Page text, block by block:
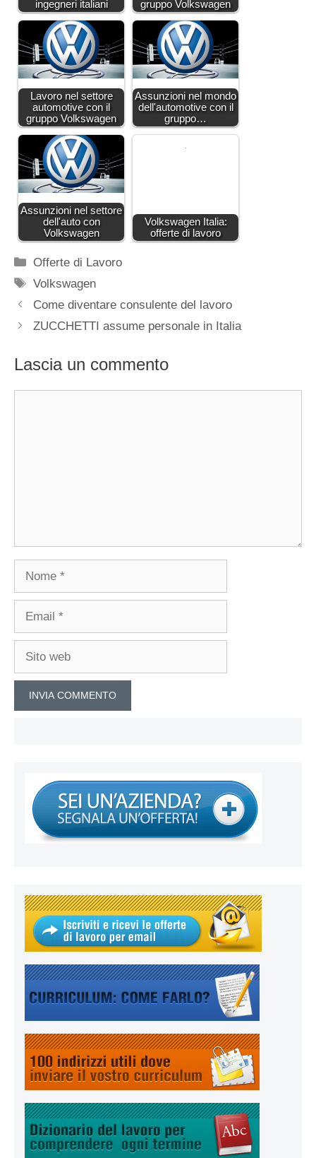
ingegneri italiani gruppo Volkswagen
Lavoro nel settore
automotive con il
gruppo Volkswagen
Assunzioni nel mondo
dell'automotive con il
gruppo…
Assunzioni nel settore
dell'auto con
Volkswagen
Volkswagen Italia:
offerte di lavoro
Categorie
Offerte di Lavoro
Tag
Volkswagen
Come diventare consulente del lavoro
ZUCCHETTI assume personale in Italia
Lascia un commento
Nome
Email
Sito